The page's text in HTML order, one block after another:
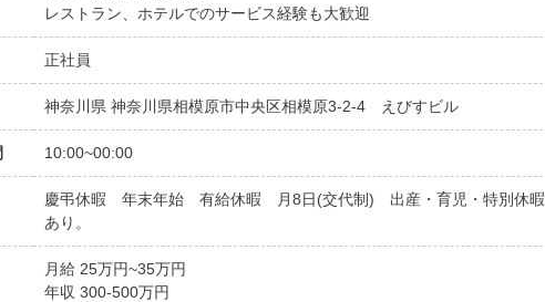
レストラン、ホテルでのサービス経験も大歓迎
正社員
神奈川県 神奈川県相模原市中央区相模原3-2-4 えびすビル
10:00~00:00
慶弔休暇 年末年始 有給休暇 月8日(交代制) 出産・育児・特別休暇
あり。
月給 25万円~35万円
年収 300-500万円